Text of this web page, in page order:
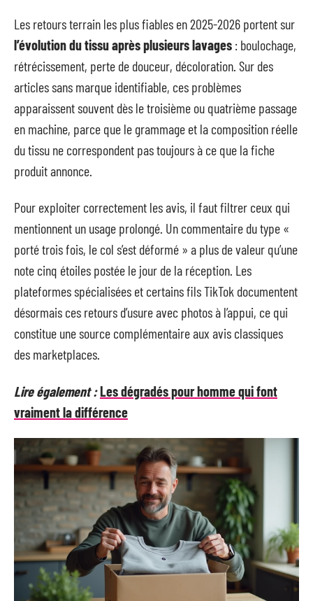
Les retours terrain les plus fiables en 2025-2026 portent sur
l’évolution du tissu après plusieurs lavages : boulochage,
rétrécissement, perte de douceur, décoloration. Sur des
articles sans marque identifiable, ces problèmes
apparaissent souvent dès le troisième ou quatrième passage
en machine, parce que le grammage et la composition réelle
du tissu ne correspondent pas toujours à ce que la fiche
produit annonce.
Pour exploiter correctement les avis, il faut filtrer ceux qui
mentionnent un usage prolongé. Un commentaire du type «
porté trois fois, le col s’est déformé » a plus de valeur qu’une
note cinq étoiles postée le jour de la réception. Les
plateformes spécialisées et certains fils TikTok documentent
désormais ces retours d’usure avec photos à l’appui, ce qui
constitue une source complémentaire aux avis classiques
des marketplaces.
Lire également :Les dégradés pour homme qui font
vraiment la différence